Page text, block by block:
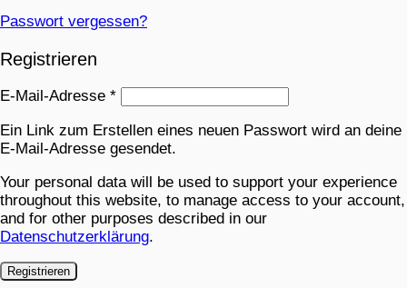
Passwort vergessen?
Registrieren
E-Mail-Adresse *
Ein Link zum Erstellen eines neuen Passwort wird an deine
E-Mail-Adresse gesendet.
Your personal data will be used to support your experience
throughout this website, to manage access to your account,
and for other purposes described in our
Datenschutzerklärung.
Registrieren